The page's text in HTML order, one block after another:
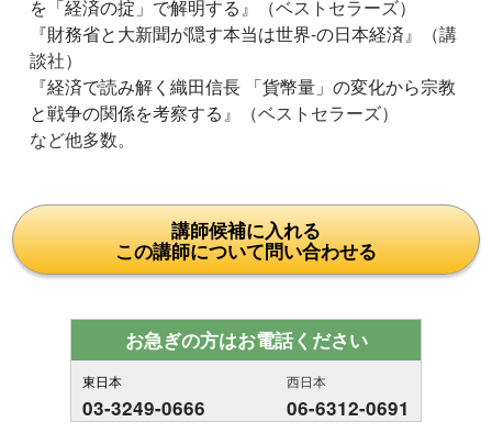
を「経済の掟」で解明する 』（ベストセラーズ）
『財務省と大新聞が隠す本当は世界-の日本経済 』（講
談社）
『経済で読み解く織田信長 「貨幣量」の変化から宗教
と戦争の関係を考察する 』（ベストセラーズ）
など他多数。
講師候補に入れる
この講師について問い合わせる
お急ぎの方はお電話ください
東日本
03-3249-0666
西日本
06-6312-0691